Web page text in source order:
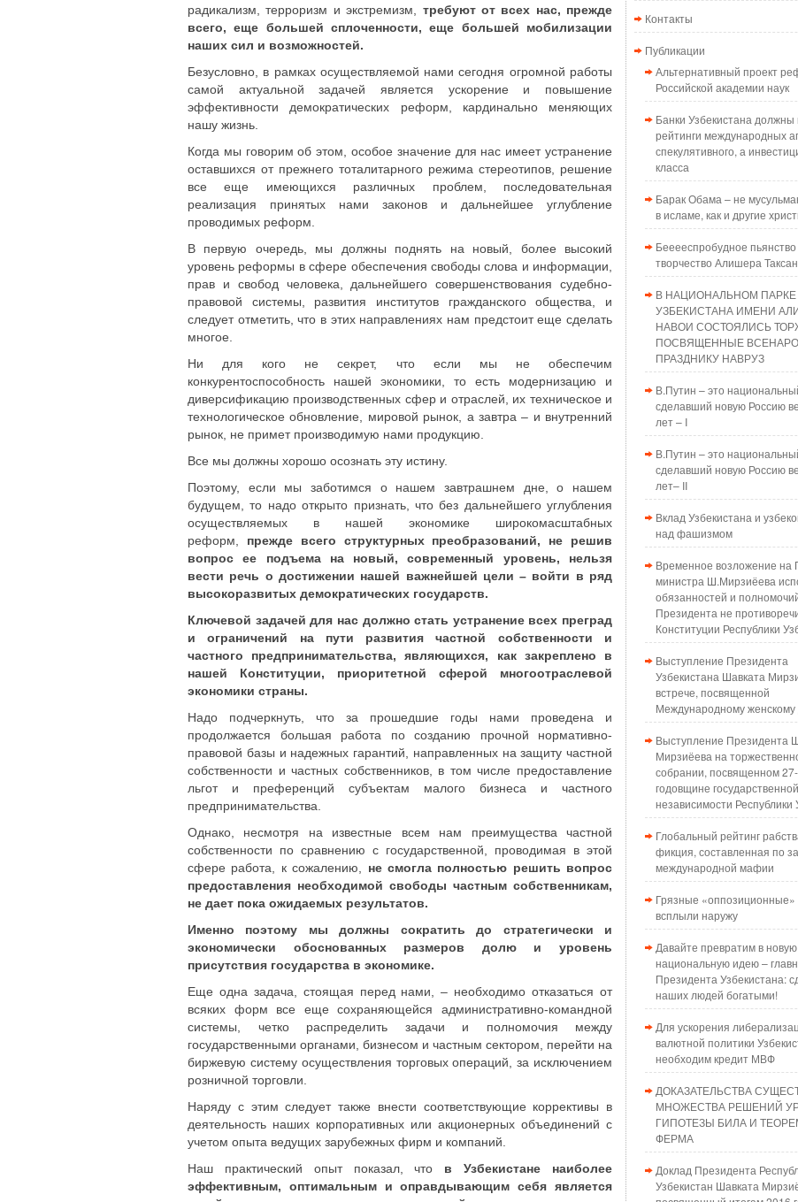
радикализм, терроризм и экстремизм, требуют от всех нас, прежде
всего, еще большей сплоченности, еще большей мобилизации
наших сил и возможностей.
Безусловно, в рамках осуществляемой нами сегодня огромной работы
самой актуальной задачей является ускорение и повышение
эффективности демократических реформ, кардинально меняющих
нашу жизнь.
Когда мы говорим об этом, особое значение для нас имеет устранение
оставшихся от прежнего тоталитарного режима стереотипов, решение
все еще имеющихся различных проблем, последовательная
реализация принятых нами законов и дальнейшее углубление
проводимых реформ.
В первую очередь, мы должны поднять на новый, более высокий
уровень реформы в сфере обеспечения свободы слова и информации,
прав и свобод человека, дальнейшего совершенствования судебно-
правовой системы, развития институтов гражданского общества, и
следует отметить, что в этих направлениях нам предстоит еще сделать
многое.
Ни для кого не секрет, что если мы не обеспечим
конкурентоспособность нашей экономики, то есть модернизацию и
диверсификацию производственных сфер и отраслей, их техническое и
технологическое обновление, мировой рынок, а завтра – и внутренний
рынок, не примет производимую нами продукцию.
Все мы должны хорошо осознать эту истину.
Поэтому, если мы заботимся о нашем завтрашнем дне, о нашем
будущем, то надо открыто признать, что без дальнейшего углубления
осуществляемых в нашей экономике широкомасштабных
реформ, прежде всего структурных преобразований, не решив
вопрос ее подъема на новый, современный уровень, нельзя
вести речь о достижении нашей важнейшей цели – войти в ряд
высокоразвитых демократических государств.
Ключевой задачей для нас должно стать устранение всех преград
и ограничений на пути развития частной собственности и
частного предпринимательства, являющихся, как закреплено в
нашей Конституции, приоритетной сферой многоотраслевой
экономики страны.
Надо подчеркнуть, что за прошедшие годы нами проведена и
продолжается большая работа по созданию прочной нормативно-
правовой базы и надежных гарантий, направленных на защиту частной
собственности и частных собственников, в том числе предоставление
льгот и преференций субъектам малого бизнеса и частного
предпринимательства.
Однако, несмотря на известные всем нам преимущества частной
собственности по сравнению с государственной, проводимая в этой
сфере работа, к сожалению, не смогла полностью решить вопрос
предоставления необходимой свободы частным собственникам,
не дает пока ожидаемых результатов.
Именно поэтому мы должны сократить до стратегически и
экономически обоснованных размеров долю и уровень
присутствия государства в экономике.
Еще одна задача, стоящая перед нами, – необходимо отказаться от
всяких форм все еще сохраняющейся административно-командной
системы, четко распределить задачи и полномочия между
государственными органами, бизнесом и частным сектором, перейти на
биржевую систему осуществления торговых операций, за исключением
розничной торговли.
Наряду с этим следует также внести соответствующие коррективы в
деятельность наших корпоративных или акционерных объединений с
учетом опыта ведущих зарубежных фирм и компаний.
Наш практический опыт показал, что в Узбекистане наиболее
эффективным, оптимальным и оправдывающим себя является
Контакты
Публикации
Альтернативный проект
Российской академии наук
Банки Узбекистана должны
рейтинги международных
спекулятивного, а
класса
Барак Обама – не
в исламе, как и другие
Бееееспробудное пьянство
творчество Алишера
В НАЦИОНАЛЬНОМ ПАРКЕ
УЗБЕКИСТАНА ИМЕНИ
НАВОИ СОСТОЯЛИСЬ
ПОСВЯЩЕННЫЕ
ПРАЗДНИКУ НАВРУЗ
В.Путин – это
сделавший новую Россию
лет – I
В.Путин – это
сделавший новую Россию
лет– II
Вклад Узбекистана и
над фашизмом
Временное возложение на
министра Ш.Мирзиёева
обязанностей и
Президента не
Конституции Республики
Выступление Президента
Узбекистана Шавката
встрече, посвященной
Международному
Выступление Президента
Мирзиёева на
собрании, посвященном
годовщине государственной
независимости Республики
Глобальный рейтинг
фикция, составленная по
международной мафии
Грязные «оппозиционные»
всплыли наружу
Давайте превратим в новую
национальную идею –
Президента Узбекистана:
наших людей богатыми!
Для ускорения
валютной политики
необходим кредит МВФ
ДОКАЗАТЕЛЬСТВА
МНОЖЕСТВА РЕШЕНИЙ
ГИПОТЕЗЫ БИЛА И
ФЕРМА
Доклад Президента
Узбекистан Шавката